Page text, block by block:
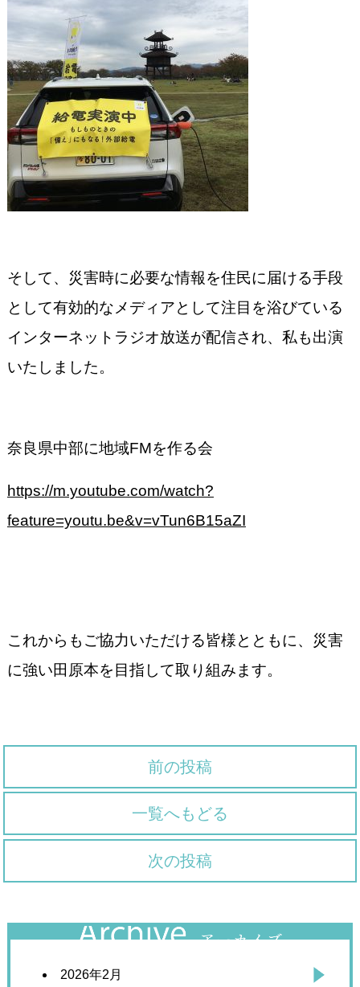
そして、災害時に必要な情報を住民に届ける手段
として有効的なメディアとして注目を浴びている
インターネットラジオ放送が配信され、私も出演
いたしました。
奈良県中部に地域FMを作る会
https://m.youtube.com/watch?
feature=youtu.be&v=vTun6B15aZI
これからもご協力いただける皆様とともに、災害
に強い田原本を目指して取り組みます。
前の投稿
一覧へもどる
次の投稿
2026年2月